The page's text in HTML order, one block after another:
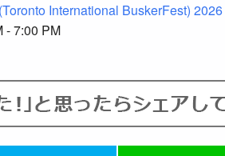
International BuskerFest) 2026
- 7:00 PM